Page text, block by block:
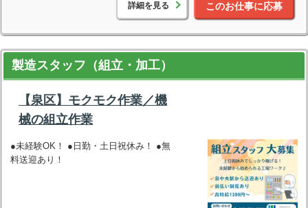
詳細を見る このお仕事に応募
製造スタッフ（組立・加工）
【泉区】モクモク作業／機
械の組立作業
●未経験OK！ ●日勤・土日祝休み！ ●無
料送迎あり！